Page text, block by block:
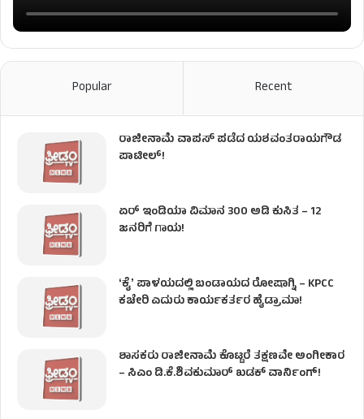
Popular Recent
ರಾಜೀನಾಮೆ ವಾಪಸ್ ಪಡೆದ ಯಶವಂತರಾಯಗೌಡ
ಪಾಟೀಲ್‌!
ಏರ್ ಇಂಡಿಯಾ ವಿಮಾನ 300 ಅಡಿ ಕುಸಿತ – 12
ಜನರಿಗೆ ಗಾಯ!
ʻಕೈʼ​ ಪಾಳಯದಲ್ಲಿ ಬಂಡಾಯದ ರೋಷಾಗ್ನಿ – KPCC
ಕಚೇರಿ ಎದುರು ಕಾರ್ಯಕರ್ತರ ಹೈಡ್ರಾಮಾ!
ಶಾಸಕರು ರಾಜೀನಾಮೆ ಕೊಟ್ಟರೆ ತಕ್ಷಣವೇ ಅಂಗೀಕಾರ
– ಸಿಎಂ ಡಿ.ಕೆ.ಶಿವಕುಮಾರ್ ಖಡಕ್ ವಾರ್ನಿಂಗ್!